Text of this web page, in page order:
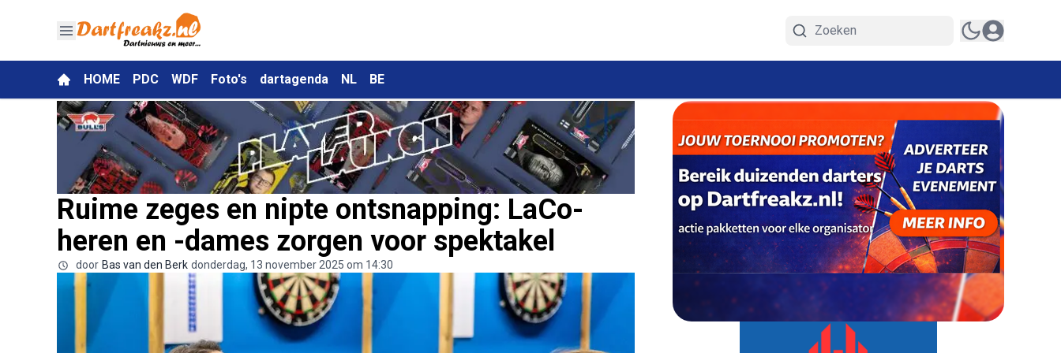
HOME PDC WDF Foto's dartagenda NL BE
Ruime zeges en nipte ontsnapping: LaCo-
heren en -dames zorgen voor spektakel
door Bas van den Berk donderdag, 13 november 2025 om 14:30